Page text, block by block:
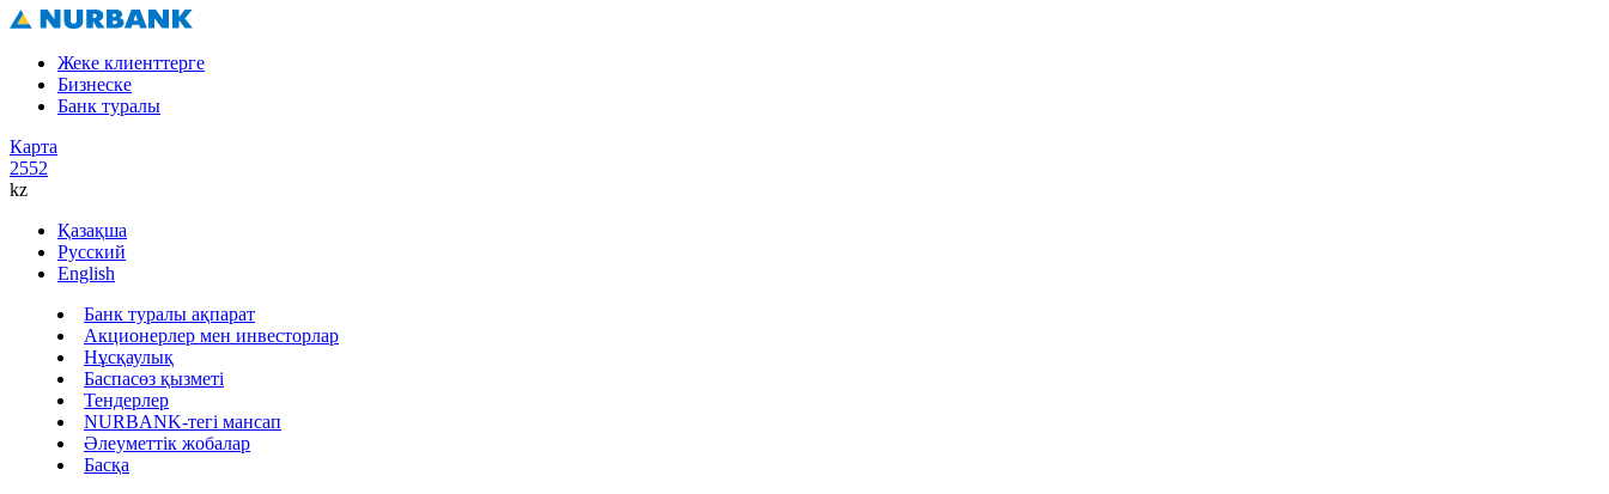
Жеке клиенттерге
Бизнеске
Банк туралы
Карта
2552
kz
Қазақша
Русский
English
Банк туралы ақпарат
Акционерлер мен инвесторлар
Нұсқаулық
Баспасөз қызметі
Тендерлер
NURBANK-тегі мансап
Әлеуметтік жобалар
Басқа